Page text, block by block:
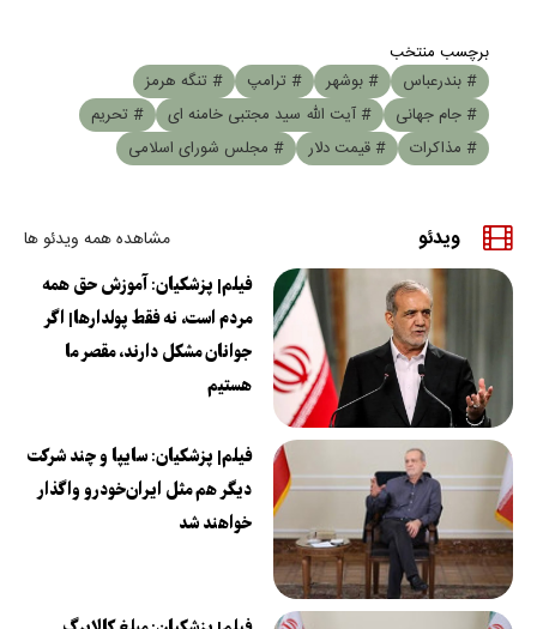
برچسب منتخب
# بندرعباس
# بوشهر # ترامپ
# تنگه هرمز
# جام جهانی
# آیت الله سید مجتبی خامنه ای
# تحریم
# مذاکرات
# قیمت دلار # مجلس شورای اسلامی
ویدئو مشاهده همه ویدئو ها
فیلم| پزشکیان: آموزش حق همه
مردم است، نه فقط پولدارها| اگر
جوانان مشکل دارند، مقصر ما
هستیم
فیلم| پزشکیان: سایپا و چند شرکت
دیگر هم مثل ایران‌خودرو واگذار
خواهند شد